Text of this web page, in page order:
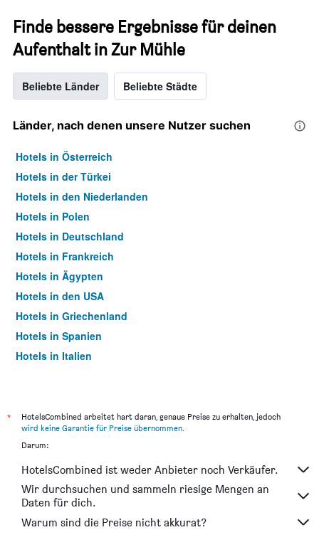
Finde bessere Ergebnisse für deinen
Aufenthalt in Zur Mühle
Beliebte Länder Beliebte Städte
Länder, nach denen unsere Nutzer suchen
Hotels in Österreich
Hotels in der Türkei
Hotels in den Niederlanden
Hotels in Polen
Hotels in Deutschland
Hotels in Frankreich
Hotels in Ägypten
Hotels in den USA
Hotels in Griechenland
Hotels in Spanien
Hotels in Italien
*
HotelsCombined arbeitet hart daran, genaue Preise zu erhalten, jedoch
wird keine Garantie für Preise übernommen.
Darum:
HotelsCombined ist weder Anbieter noch Verkäufer.
Wir durchsuchen und sammeln riesige Mengen an
Daten für dich.
Warum sind die Preise nicht akkurat?